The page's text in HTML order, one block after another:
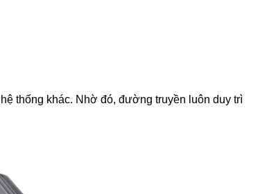
thống khác. Nhờ đó, đường truyền luôn duy trì